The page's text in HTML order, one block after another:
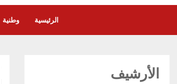
الرئيسية وطنية
الأرشيف